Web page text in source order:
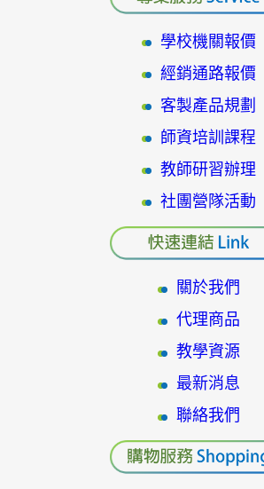
學校機關報價
經銷通路報價
客製產品規劃
師資培訓課程
教師研習辦理
社團營隊活動
關於我們
代理商品
教學資源
最新消息
聯絡我們